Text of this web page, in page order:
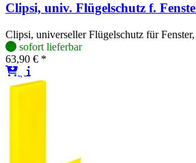
Clipsi, univ. Flügelschutz f.
Clipsi, universeller Flügelschutz für
sofort lieferbar
63,90 € *